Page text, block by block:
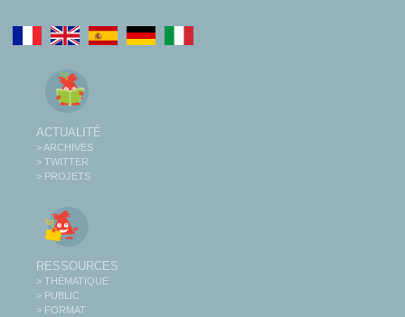
ACTUALITÉ
> ARCHIVES
> TWITTER
> PROJETS
RESSOURCES
> THÉMATIQUE
> PUBLIC
> FORMAT